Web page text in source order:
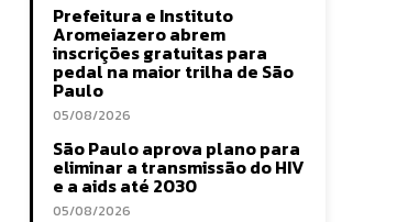
Prefeitura e Instituto
Aromeiazero abrem
inscrições gratuitas para
pedal na maior trilha de São
Paulo
05/08/2026
São Paulo aprova plano para
eliminar a transmissão do HIV
e a aids até 2030
05/08/2026